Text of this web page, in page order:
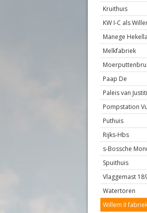
Kruithuis
KW I-C als
Manege
Melkfabriek
Paap De
Paleis van
Pompstation
Puthuis
Rijks-Hbs
s-Bossche
Spuithuis
Vlaggemast
Watertoren
Willem II